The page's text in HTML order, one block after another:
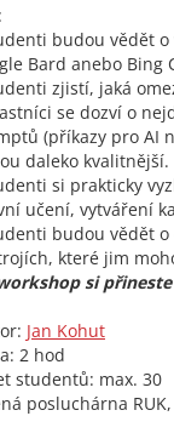
budou vědět o
Bard anebo Bing
zjistí, jaká
se dozví o
(příkazy pro AI
daleko kvalitnější.
si prakticky
učení, vytváření
budou vědět
které jim
si
Jan Kohut
2 hod
studentů: max. 30
posluchárna